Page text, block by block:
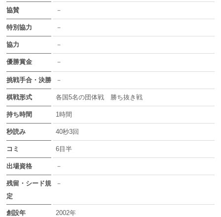
協賛 －
特別協力 －
協力 －
優勝賞金 －
挑戦手合・決勝 －
棋戦形式 各国5名の団体戦 勝ち抜き戦
持ち時間 1時間
秒読み 40秒3回
コミ 6目半
出場資格 －
残留・シード規
定
－
創設年 2002年